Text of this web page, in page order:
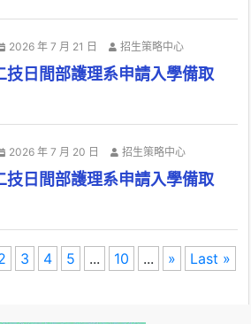
2026 年 7 月 21 日 招生策略中心
技日間部護理系申請入學備取
2026 年 7 月 20 日 招生策略中心
技日間部護理系申請入學備取
3 4 5 ... 10 ... » Last »